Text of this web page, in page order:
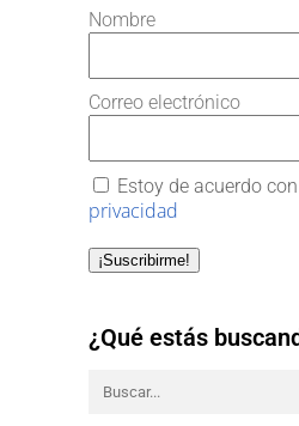
Nombre
Correo electrónico
Estoy de acuerdo con
privacidad
¡Suscribirme!
¿Qué estás